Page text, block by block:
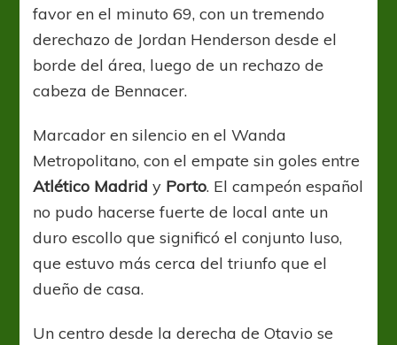
favor en el minuto 69, con un tremendo
derechazo de Jordan Henderson desde el
borde del área, luego de un rechazo de
cabeza de Bennacer.
Marcador en silencio en el Wanda
Metropolitano, con el empate sin goles entre
Atlético Madrid y Porto. El campeón español
no pudo hacerse fuerte de local ante un
duro escollo que significó el conjunto luso,
que estuvo más cerca del triunfo que el
dueño de casa.
Un centro desde la derecha de Otavio se